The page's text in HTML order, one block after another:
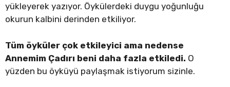
yükleyerek yazıyor. Öykülerdeki duygu yoğunluğu
okurun kalbini derinden etkiliyor.
Tüm öyküler çok etkileyici ama nedense
Annemim Çadırı beni daha fazla etkiledi. O
yüzden bu öyküyü paylaşmak istiyorum sizinle.